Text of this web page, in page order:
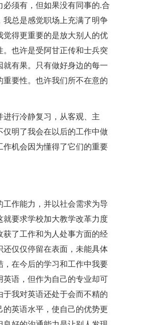
须有，但如果没有同事的.合
总是感觉职场上充满了明争
得更重要的是放大别人的优
也许是受阿甘正传和士兵突
有果。只有做好身边的每一
要性。也许我们所不在意的
行冷静复习，从客观、主
明了我会在以后的工作中做
机会因为懂得了它们的重要
作能力，并以社会需求为导
要求学校加大教学改革力度
了工作和为人处事方面的经
仅仅停留在表面，未能具体
在今后的学习和工作中我要
语，但作为自己的专业却可
我对英语还处于会而不精的
英语水平，使自己的优势更